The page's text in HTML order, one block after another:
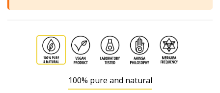
100% pure and natural